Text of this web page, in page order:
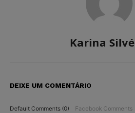
Karina
DEIXE UM COMENTÁRIO
Default Comments (0) Facebook Comments